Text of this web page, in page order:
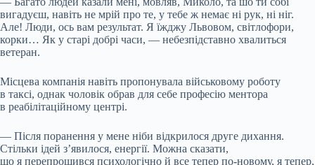
вигадуєш, навіть не мрій про те, у тебе ж немає ні рук, ні ніг.
Але! Люди, ось вам результат. Я їжджу Львовом, світлофори,
корки… Як у старі добрі часи, — небезпідставно хвалиться
ветеран.
Місцева компанія навіть пропонувала військовому роботу
в таксі, однак чоловік обрав для себе професію ментора
в реабілітаційному центрі.
— Після поранення у мене ніби відкрилося друге дихання.
Стільки ідей з’явилося, енергії. Можна сказати,
що я перепрошився психологічно й все тепер по-новому, я тепер,